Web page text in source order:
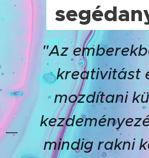
"Az
kreativitást
mozdítani
mindig rakni